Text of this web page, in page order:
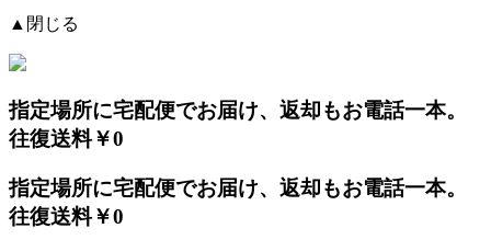
▲閉じる
指定場所に宅配便でお届け、返却もお電話一本。
往復送料￥0
指定場所に宅配便でお届け、返却もお電話一本。
往復送料￥0